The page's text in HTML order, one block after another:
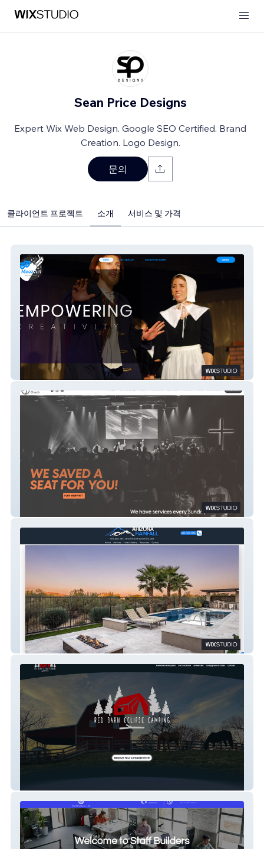
Sean Price Designs
Expert Wix Web Design. Google SEO Certified. Brand
Creation. Logo Design.
문의
클라이언트 프로젝트 소개 서비스 및 가격
MoezArt Productions
AZRainfall